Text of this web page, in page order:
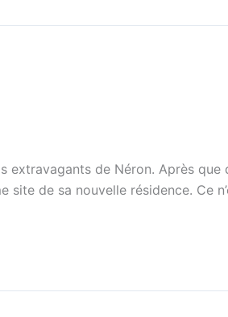
extravagants de Néron. Après
de sa nouvelle résidence. Ce